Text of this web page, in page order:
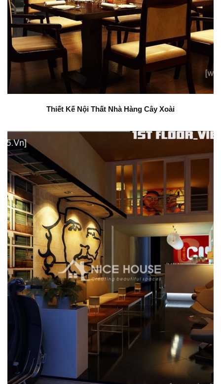
Thiết Kế Nội Thất Nhà Hàng Cây Xoài